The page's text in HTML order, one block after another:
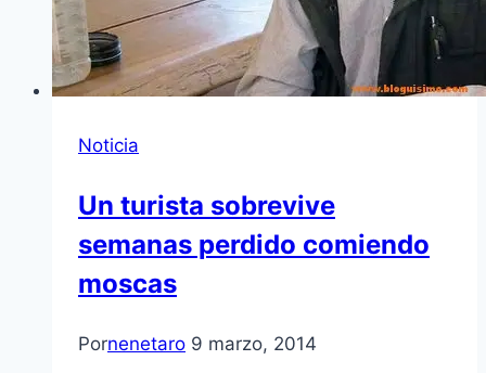
Noticia
Un turista sobrevive
semanas perdido comiendo
moscas
Pornenetaro 9 marzo, 2014